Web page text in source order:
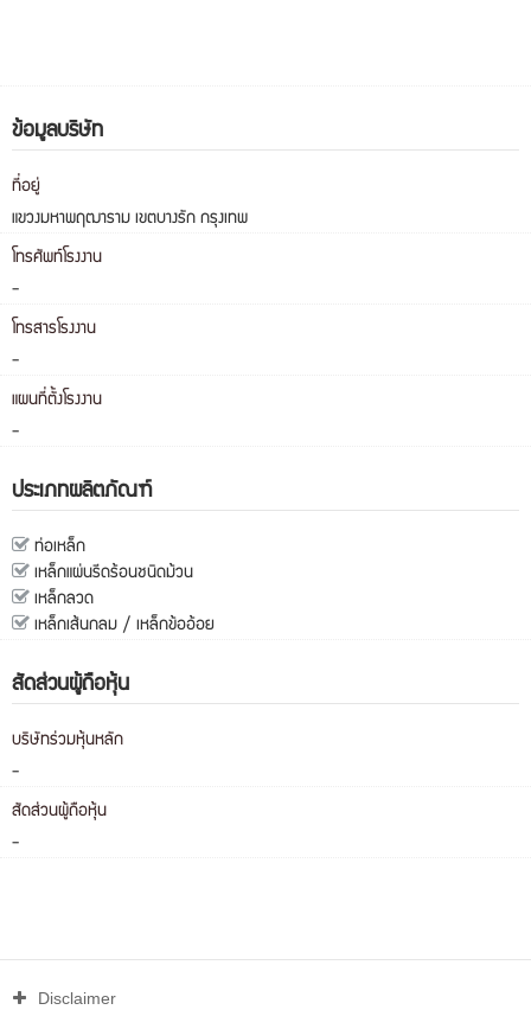
ข้อมูลบริษัท
ที่อยู่
แขวงมหาพฤฒาราม เขตบางรัก กรุงเทพ
โทรศัพท์โรงงาน
-
โทรสารโรงงาน
-
แผนที่ตั้งโรงงาน
-
ประเภทผลิตภัณฑ์
ท่อเหล็ก
เหล็กแผ่นรีดร้อนชนิดม้วน
เหล็กลวด
เหล็กเส้นกลม / เหล็กข้ออ้อย
สัดส่วนผู้ถือหุ้น
บริษัทร่วมหุ้นหลัก
-
สัดส่วนผู้ถือหุ้น
-
Disclaimer